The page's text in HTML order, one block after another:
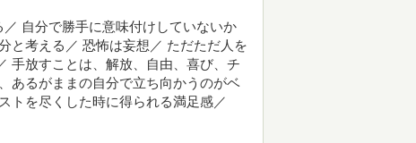
自分で勝手に意味付けしていないか
と考える／ 恐怖は妄想／ ただただ人を
手放すことは、解放、自由、喜び、チ
あるがままの自分で立ち向かうのがベ
トを尽くした時に得られる満足感／